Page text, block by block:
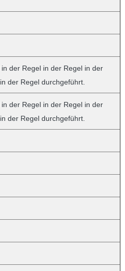
der Regel in der Regel in der
der Regel durchgeführt.
der Regel in der Regel in der
der Regel durchgeführt.